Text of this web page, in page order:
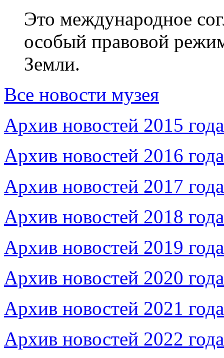
Это международное
особый правовой
Земли.
Все новости музея
Архив новостей 2015 года
Архив новостей 2016 года
Архив новостей 2017 года
Архив новостей 2018 года
Архив новостей 2019 года
Архив новостей 2020 года
Архив новостей 2021 года
Архив новостей 2022 года